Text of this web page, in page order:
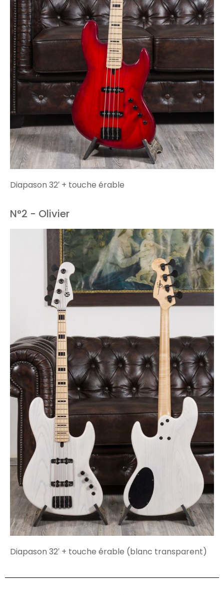
Diapason 32′ + touche érable
N°2 - Olivier
Diapason 32′ + touche érable (blanc transparent)